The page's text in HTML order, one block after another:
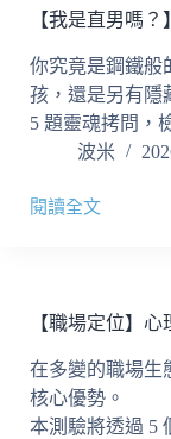
檢
心
理
測
【我是直男嗎
你究竟是鋼鐵般
孩，還是另有隱
5 題靈魂拷問，
波米
閱讀全文
【我
嗎？】
理
測
驗
【職場定位】心
在多變的職場生
核心優勢。
本測驗將透過 5